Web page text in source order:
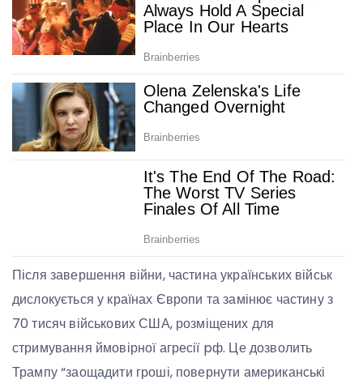
Після завершення війни, частина українських військ
дислокується у країнах Європи та замінює частину з
70 тисяч військових США, розміщених для
стримування ймовірної агресії pф. Це дозволить
Трампу “заощадити гроші, повернути американські